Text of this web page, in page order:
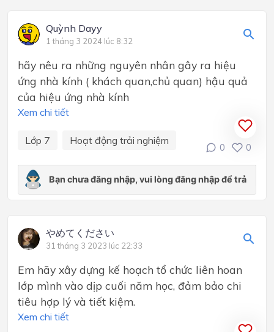
Quỳnh Dayy
1 tháng 3 2024 lúc 8:32
hãy nêu ra những nguyên nhân gây ra hiệu
ứng nhà kính ( khách quan,chủ quan) hậu quả
của hiệu ứng nhà kính
Xem chi tiết
Lớp 7 Hoạt động trải nghiệm
0 0
やめてください
31 tháng 3 2023 lúc 22:33
Em hãy xây dựng kế hoạch tổ chức liên hoan
lớp mình vào dịp cuối năm học, đảm bảo chi
tiêu hợp lý và tiết kiệm.
Xem chi tiết